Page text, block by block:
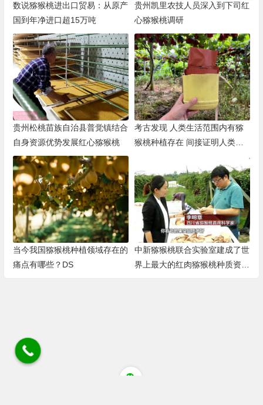
数说猕猴桃进出口贸易：从原产
国到年净进口超15万吨
贵州凯里农技人员深入到下司红
心猕猴桃调研
贵州松桃苗族自治县普觉镇结合
自身资源优势发展红心猕猴桃
考古发现 人类生活范围内有猕
猴桃种植存在 间接证明人类种
当今我国猕猴桃种植领域存在的
痛点有哪些？DS
中新猕猴桃联合实验室建成了世
界上最大的红肉猕猴桃种质资源